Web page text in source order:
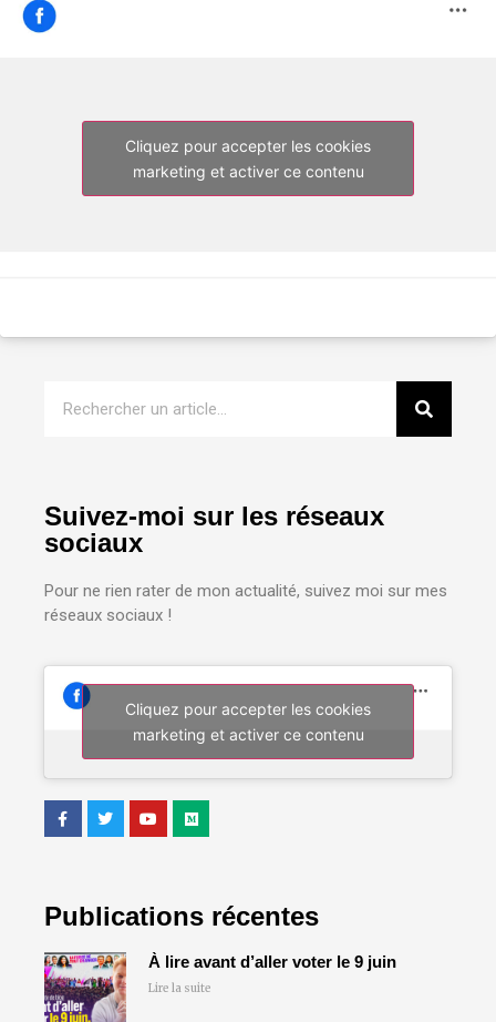
Cliquez pour accepter les cookies
marketing et activer ce contenu
Suivez-moi sur les réseaux
sociaux
Pour ne rien rater de mon actualité, suivez moi sur mes
réseaux sociaux !
Cliquez pour accepter les cookies
marketing et activer ce contenu
Publications récentes
À lire avant d’aller voter le 9 juin
Lire la suite